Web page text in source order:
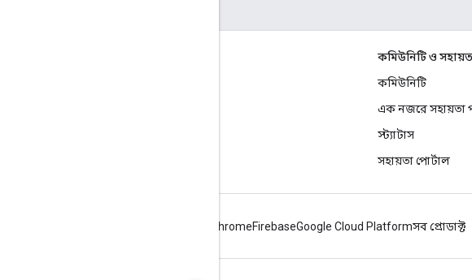
কমিউনিটি ও
কমিউনিটি
এক নজরে সহায়তা
স্ট্যাটাস
সহায়তা পোর্টাল
ChromeFirebaseGoogle Cloud Platformসব প্রোডাক্ট